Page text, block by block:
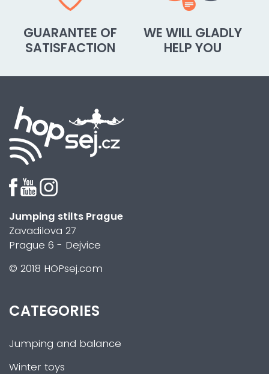
GUARANTEE OF
SATISFACTION
WE WILL GLADLY
HELP YOU
Jumping stilts Prague
Zavadilova 27
Prague 6 - Dejvice
© 2018 HOPsej.com
CATEGORIES
Jumping and balance
Winter toys